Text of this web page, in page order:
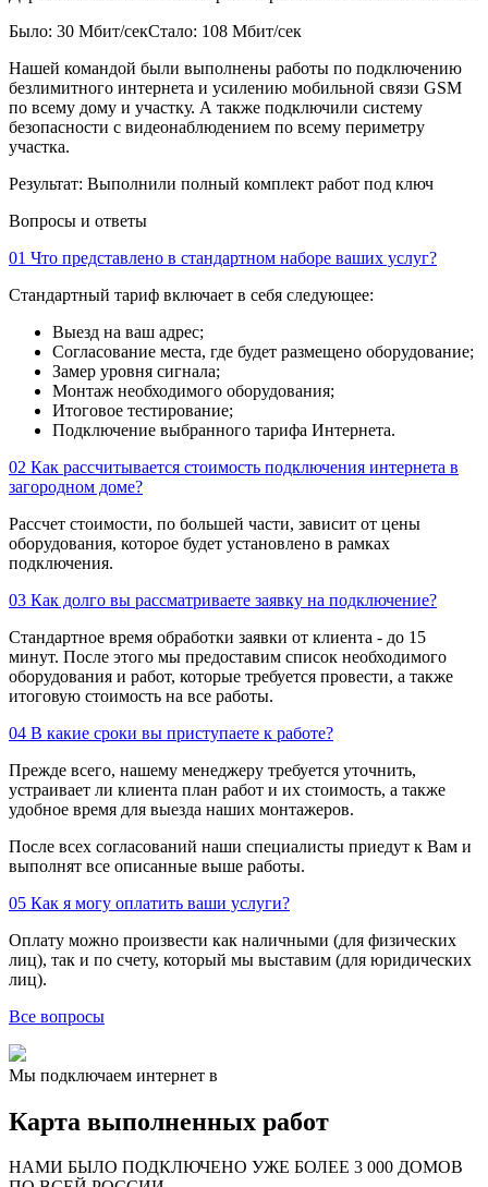
Было: 30 Мбит/секСтало: 108 Мбит/сек
Нашей командой были выполнены работы по подключению
безлимитного интернета и усилению мобильной связи GSM
по всему дому и участку. А также подключили систему
безопасности с видеонаблюдением по всему периметру
участка.
Результат: Выполнили полный комплект работ под ключ
Вопросы и ответы
01 Что представлено в стандартном наборе ваших услуг?
Стандартный тариф включает в себя следующее:
Выезд на ваш адрес;
Согласование места, где будет размещено оборудование;
Замер уровня сигнала;
Монтаж необходимого оборудования;
Итоговое тестирование;
Подключение выбранного тарифа Интернета.
02 Как рассчитывается стоимость подключения интернета в
загородном доме?
Рассчет стоимости, по большей части, зависит от цены
оборудования, которое будет установлено в рамках
подключения.
03 Как долго вы рассматриваете заявку на подключение?
Стандартное время обработки заявки от клиента - до 15
минут. После этого мы предоставим список необходимого
оборудования и работ, которые требуется провести, а также
итоговую стоимость на все работы.
04 В какие сроки вы приступаете к работе?
Прежде всего, нашему менеджеру требуется уточнить,
устраивает ли клиента план работ и их стоимость, а также
удобное время для выезда наших монтажеров.
После всех согласований наши специалисты приедут к Вам и
выполнят все описанные выше работы.
05 Как я могу оплатить ваши услуги?
Оплату можно произвести как наличными (для физических
лиц), так и по счету, который мы выставим (для юридических
лиц).
Все вопросы
Мы подключаем интернет в
Карта выполненных работ
НАМИ БЫЛО ПОДКЛЮЧЕНО УЖЕ БОЛЕЕ 3 000 ДОМОВ
57
48